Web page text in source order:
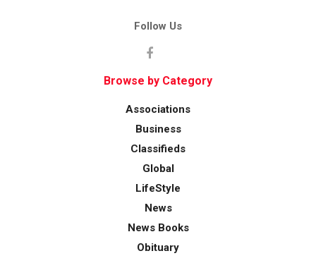
Follow Us
Browse by Category
Associations
Business
Classifieds
Global
LifeStyle
News
News Books
Obituary